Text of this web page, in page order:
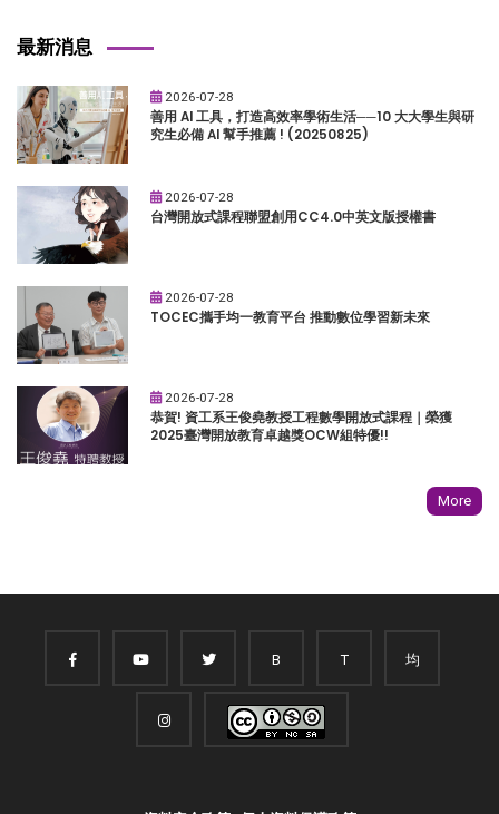
最新消息
2026-07-28
善用 AI 工具，打造高效率學術生活──10 大大學生與研
究生必備 AI 幫手推薦 ! (20250825)
2026-07-28
台灣開放式課程聯盟創用CC4.0中英文版授權書
2026-07-28
TOCEC攜手均一教育平台 推動數位學習新未來
2026-07-28
恭賀! 資工系王俊堯教授工程數學開放式課程｜榮獲
2025臺灣開放教育卓越獎OCW組特優!!
More
B T 均